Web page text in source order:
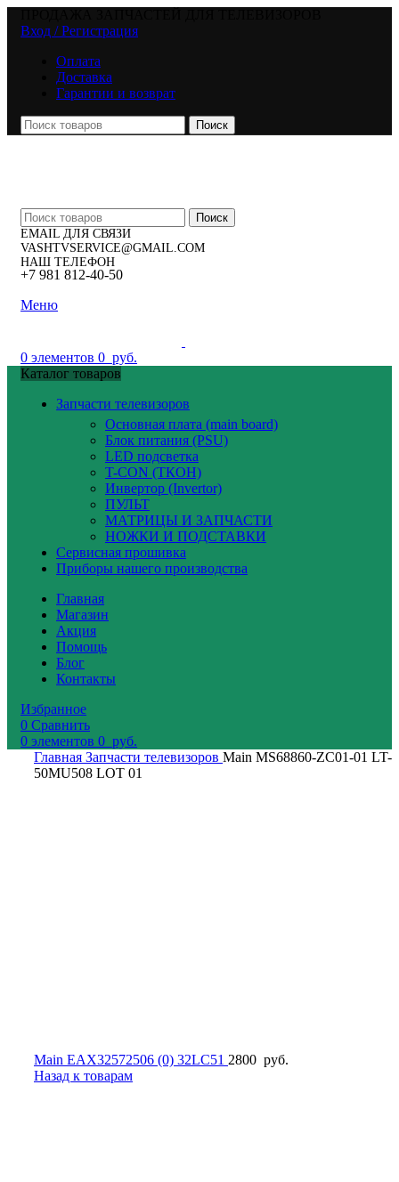
Вход / Регистрация
Оплата
Доставка
Гарантии и возврат
Поиск
Поиск
EMAIL ДЛЯ СВЯЗИ
VASHTVSERVICE@GMAIL.COM
НАШ ТЕЛЕФОН
+7 981 812-40-50
Меню
0 элементов 0 руб.
Каталог товаров
Запчасти телевизоров
Основная плата (main board)
Блок питания (PSU)
LED подсветка
T-CON (ТКОН)
Инвертор (Invertor)
ПУЛЬТ
МАТРИЦЫ И ЗАПЧАСТИ
НОЖКИ И ПОДСТАВКИ
Сервисная прошивка
Приборы нашего производства
Главная
Магазин
Акция
Помощь
Блог
Контакты
Избранное
0 Сравнить
0 элементов 0 руб.
Главная Запчасти телевизоров Main MS68860-ZC01-01 LT-
50MU508 LOT 01
Main EAX32572506 (0) 32LC51 2800 руб.
Назад к товарам